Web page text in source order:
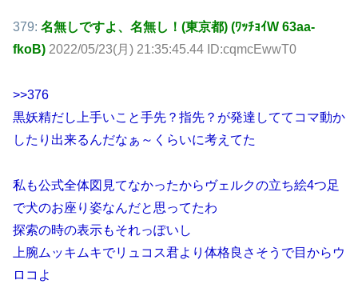
379: 名無しですよ、名無し！(東京都) (ﾜｯﾁｮｲW 63aa-
fkoB) 2022/05/23(月) 21:35:45.44 ID:cqmcEwwT0
>>376
黒妖精だし上手いこと手先？指先？が発達しててコマ動か
したり出来るんだなぁ～くらいに考えてた
私も公式全体図見てなかったからヴェルクの立ち絵4つ足
で犬のお座り姿なんだと思ってたわ
探索の時の表示もそれっぽいし
上腕ムッキムキでリュコス君より体格良さそうで目からウ
ロコよ